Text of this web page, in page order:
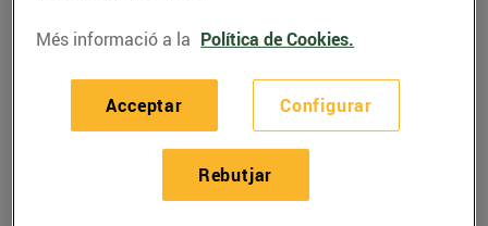
RECEPTES
Pastís de xocolata amb
crema de taronja
16/de novembre/2018
Més informació a la Política de Cookies.
Configurar
Rebutjar
Acceptar